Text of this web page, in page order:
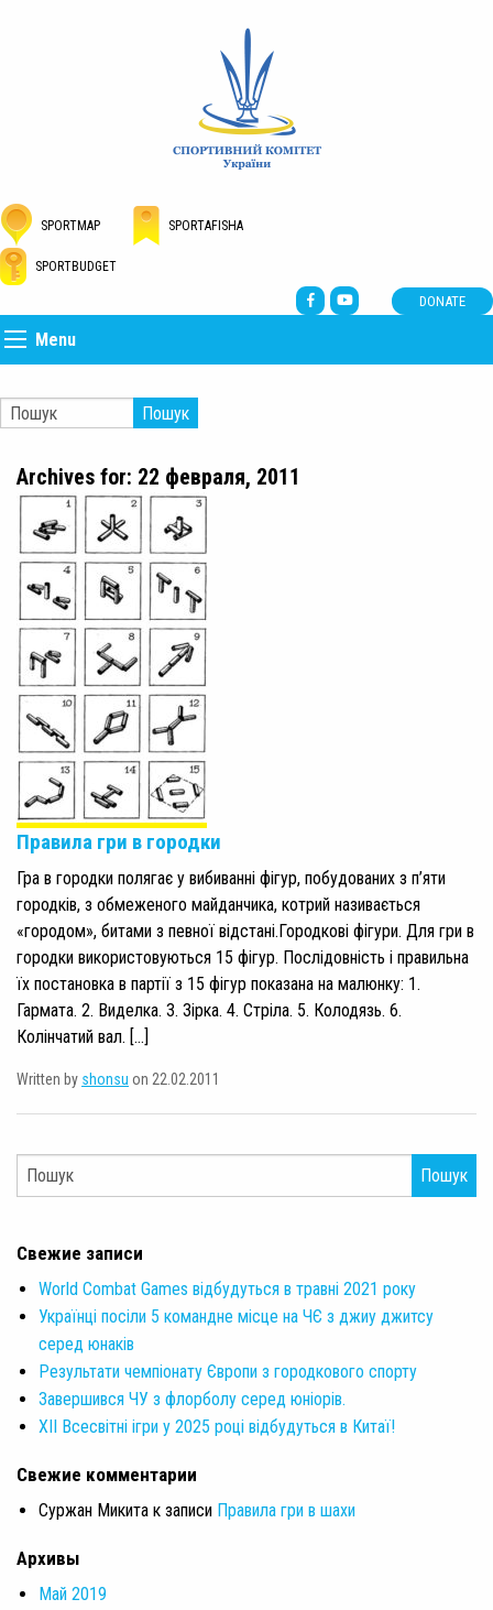
SPORTMAP SPORTAFISHA
SPORTBUDGET
DONATE
Menu
Пошук
Archives for: 22 февраля, 2011
Правила гри в городки
Гра в городки полягає у вибиванні фігур, побудованих з п’яти
городків, з обмеженого майданчика, котрий називається
«городом», битами з певної відстані.Городкові фігури. Для гри в
городки використовуються 15 фігур. Послідовність і правильна
їх постановка в партії з 15 фігур показана на малюнку: 1.
Гармата. 2. Виделка. 3. Зірка. 4. Стріла. 5. Колодязь. 6.
Колінчатий вал. […]
Written by shonsu on 22.02.2011
Пошук
Свежие записи
World Combat Games відбудуться в травні 2021 року
Українці посіли 5 командне місце на ЧЄ з джиу джитсу
серед юнаків
Результати чемпіонату Європи з городкового спорту
Завершився ЧУ з флорболу серед юніорів.
XII Всесвітні ігри у 2025 році відбудуться в Китаї!
Свежие комментарии
Суржан Микита к записи Правила гри в шахи
Архивы
Май 2019